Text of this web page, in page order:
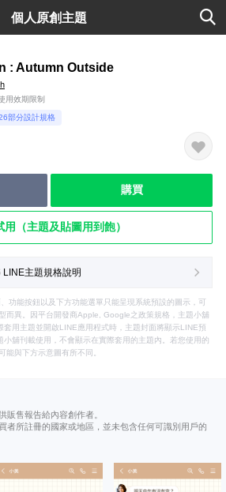
個人原創主題
: Autumn Outside
用效期限制
部分設計規格
購買
用（主題及貼圖用到飽）
主題規格說明
功能按鈕以及下方功能選單只能呈現系統預設的圖示，可
而異。因平台開發商Apple, Google之政策規格，主題小舖
套用主題並開啟LINE應用程式時，主題封面將顯示LINE預
舖刊載使用，不會顯示在實際套用的主題內。若您使用的
能與下方示意圖有所不同。
販售報告給內容創作者。
者所註冊的國家或地區，並未包含任何可識別用戶的